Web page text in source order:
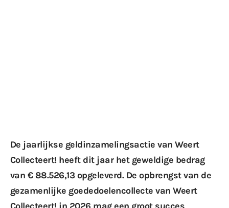
De jaarlijkse geldinzamelingsactie van Weert
Collecteert! heeft dit jaar het geweldige bedrag
van € 88.526,13 opgeleverd. De opbrengst van de
gezamenlijke goededoelencollecte van Weert
Collecteert! in 2026 mag een groot succes